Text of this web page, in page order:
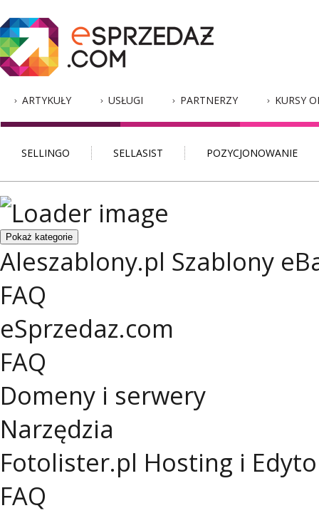
ARTYKUŁY USŁUGI PARTNERZY KURSY
SELLINGO SELLASIST POZYCJONOWANIE
Pokaż kategorie
Aleszablony.pl Szablony
FAQ
eSprzedaz.com
FAQ
Domeny i serwery
Narzędzia
Fotolister.pl Hosting i
FAQ